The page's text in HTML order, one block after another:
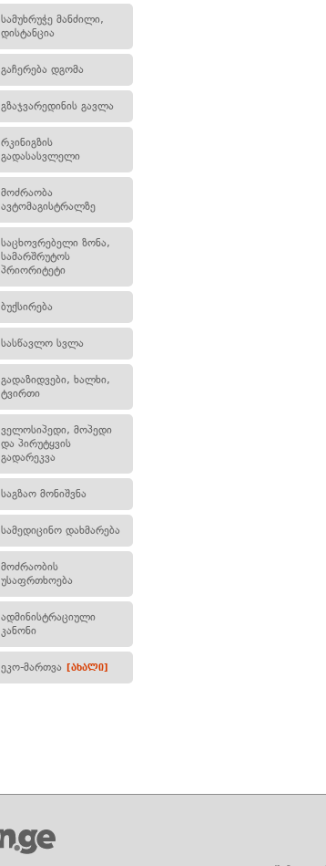
სამუხრუჭე მანძილი,
დისტანცია
გაჩერება დგომა
გზაჯვარედინის გავლა
რკინიგზის
გადასასვლელი
მოძრაობა
ავტომაგისტრალზე
საცხოვრებელი ზონა,
სამარშრუტოს
პრიორიტეტი
ბუქსირება
სასწავლო სვლა
გადაზიდვები, ხალხი,
ტვირთი
ველოსიპედი, მოპედი
და პირუტყვის
გადარეკვა
საგზაო მონიშვნა
სამედიცინო დახმარება
მოძრაობის
უსაფრთხოება
ადმინისტრაციული
კანონი
ეკო-მართვა [ახალი]